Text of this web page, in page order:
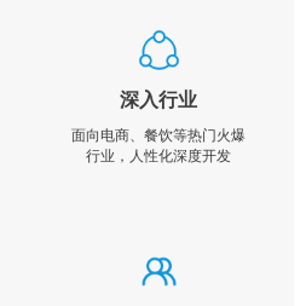
深入行业
面向电商、餐饮等热门火爆
行业，人性化深度开发